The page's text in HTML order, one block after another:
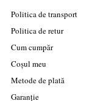
Politica de transport
Politica de retur
Cum cumpăr
Coșul meu
Metode de plată
Garanție